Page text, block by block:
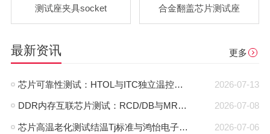
测试座夹具socket
合金翻盖芯片测试座
最新资讯 更多
2026-07-13
芯片可靠性测试：HTOL与ITC独立温控，鸿怡电子芯片老化座工程师带您了解两种完全不同的老化测试方式
2026-07-08
DDR内存互联芯片测试：RCD/DB与MRCD/MDB引脚参数及鸿怡电子芯片测试座工程应用
2026-07-06
芯片高温老化测试结温Tj标准与鸿怡电子芯片测试座控温方案